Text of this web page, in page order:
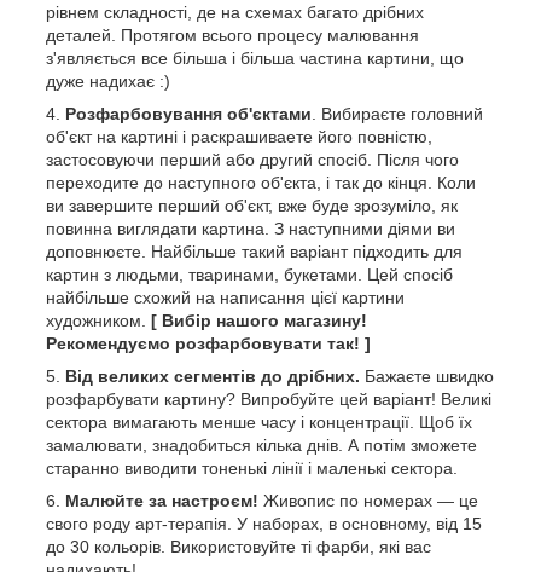
рівнем складності, де на схемах багато дрібних
деталей. Протягом всього процесу малювання
з'являється все більша і більша частина картини, що
дуже надихає :)
Розфарбовування об'єктами . Вибираєте головний
об'єкт на картині і раскрашиваете його повністю,
застосовуючи перший або другий спосіб. Після чого
переходите до наступного об'єкта, і так до кінця. Коли
ви завершите перший об'єкт, вже буде зрозуміло, як
повинна виглядати картина. З наступними діями ви
доповнюєте. Найбільше такий варіант підходить для
картин з людьми, тваринами, букетами. Цей спосіб
найбільше схожий на написання цієї картини
художником. [ Вибір нашого магазину!
Рекомендуємо розфарбовувати так! ]
Від великих сегментів до дрібних. Бажаєте швидко
розфарбувати картину? Випробуйте цей варіант! Великі
сектора вимагають менше часу і концентрації. Щоб їх
замалювати, знадобиться кілька днів. А потім зможете
старанно виводити тоненькі лінії і маленькі сектора.
Малюйте за настроєм! Живопис по номерах — це
свого роду арт-терапія. У наборах, в основному, від 15
до 30 кольорів. Використовуйте ті фарби, які вас